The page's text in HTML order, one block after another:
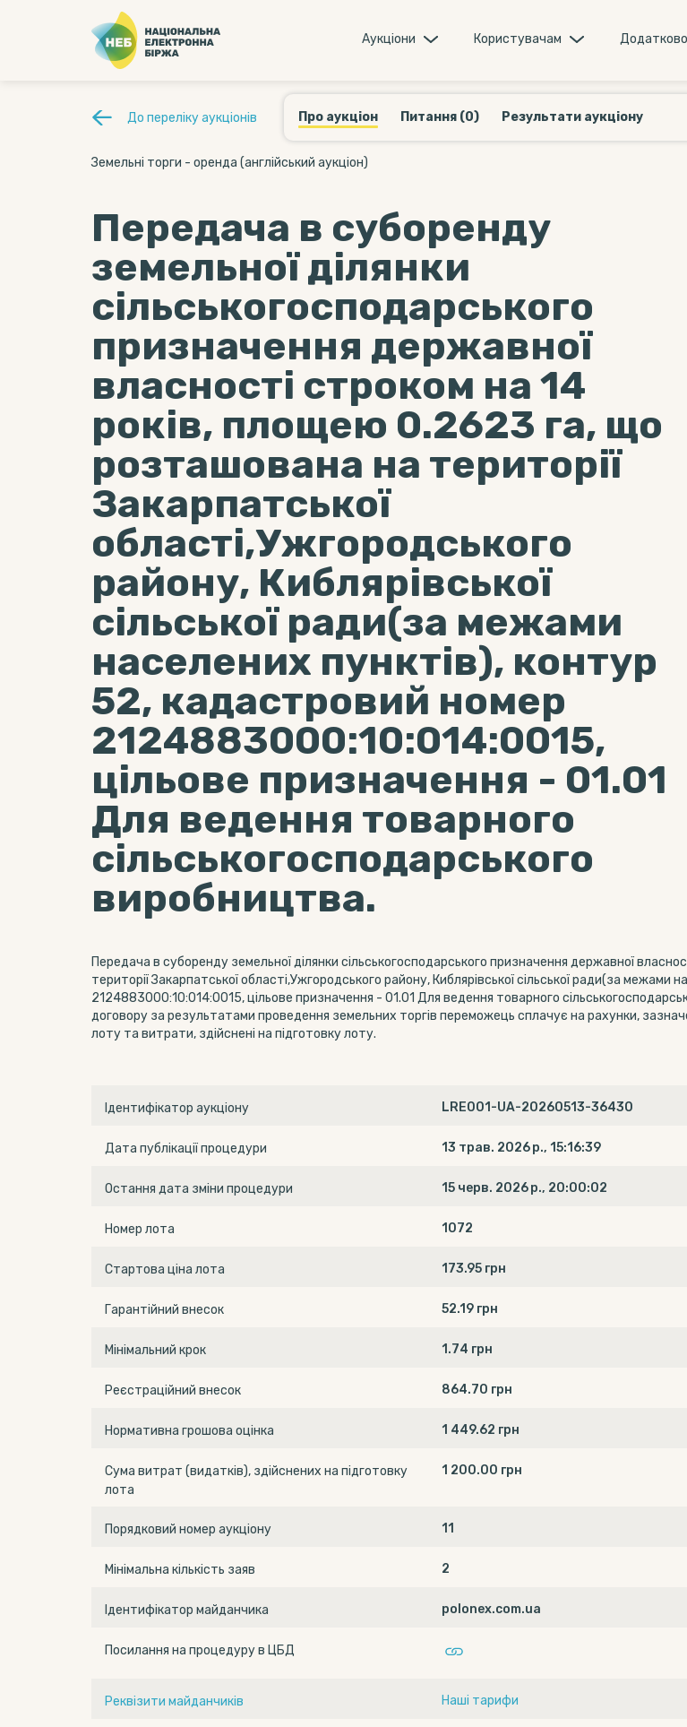
Аукцiони Користувачам Додатково
До переліку аукціонів Про аукціон Питання (0) Результати аукціону
Земельні торги - оренда (англійський аукціон)
Передача в суборенду
земельної ділянки
сільськогосподарського
призначення державної
власності строком на 14
років, площею 0.2623 га, що
розташована на території
Закарпатської
області,Ужгородського
району, Киблярівської
сільської ради(за межами
населених пунктів), контур
52, кадастровий номер
2124883000:10:014:0015,
цільове призначення - 01.01
Для ведення товарного
сільськогосподарського
виробництва.
Передача в суборенду земельної ділянки сільськогосподарського призначення державної
території Закарпатської області,Ужгородського району, Киблярівської сільської ради(за
2124883000:10:014:0015, цільове призначення - 01.01 Для ведення товарного
договору за результатами проведення земельних торгів переможець сплачує на рахунки,
лоту та витрати, здійснені на підготовку лоту.
Ідентифікатор аукціону LRE001-UA-20260513-36430
Дата публікації процедури 13 трав. 2026 р., 15:16:39
Остання дата зміни процедури 15 черв. 2026 р., 20:00:02
Номер лота 1072
Стартова ціна лота 173.95 грн
Гарантійний внесок 52.19 грн
Мінімальний крок 1.74 грн
Реєстраційний внесок 864.70 грн
Нормативна грошова оцінка 1 449.62 грн
Сума витрат (видатків), здійснених на підготовку
лота
1 200.00 грн
Порядковий номер аукціону 11
Мінімальна кількість заяв 2
Ідентифікатор майданчика polonex.com.ua
Посилання на процедуру в ЦБД
Реквізити майданчиків Наші тарифи